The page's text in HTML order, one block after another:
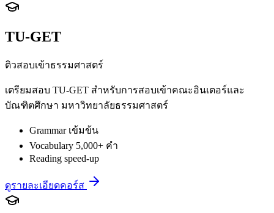
TU-GET
ติวสอบเข้าธรรมศาสตร์
เตรียมสอบ TU-GET สำหรับการสอบเข้าคณะอินเตอร์และ
บัณฑิตศึกษา มหาวิทยาลัยธรรมศาสตร์
Grammar เข้มข้น
Vocabulary 5,000+ คำ
Reading speed-up
ดูรายละเอียดคอร์ส